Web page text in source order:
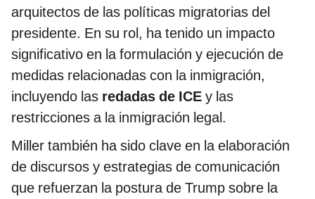
arquitectos de las políticas migratorias del
presidente. En su rol, ha tenido un impacto
significativo en la formulación y ejecución de
medidas relacionadas con la inmigración,
incluyendo las redadas de ICE y las
restricciones a la inmigración legal.
Miller también ha sido clave en la elaboración
de discursos y estrategias de comunicación
que refuerzan la postura de Trump sobre la